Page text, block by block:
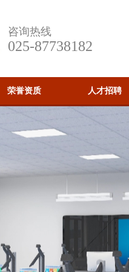
咨询热线
025-87738182
荣誉资质 人才招聘